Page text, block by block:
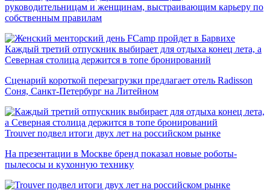
руководительницам и женщинам, выстраивающим карьеру по
собственным правилам
Каждый третий отпускник выбирает для отдыха конец лета, а
Северная столица держится в топе бронирований
Сценарий короткой перезагрузки предлагает отель Radisson
Соня, Санкт-Петербург на Литейном
Trouver подвел итоги двух лет на российском рынке
На презентации в Москве бренд показал новые роботы-
пылесосы и кухонную технику